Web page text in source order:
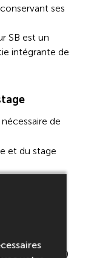
ses
SB est un
intégrante de
de
et du stage
de
en soirée
physique
un 100